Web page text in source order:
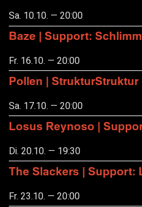
Sa. 10.10. — 20:00
Baze | Support:
Fr. 16.10. — 20:00
Pollen | StrukturStruktur
Sa. 17.10. — 20:00
Losus Reynoso |
Di. 20.10. — 19:30
The Slackers | Support:
Fr. 23.10. — 20:00